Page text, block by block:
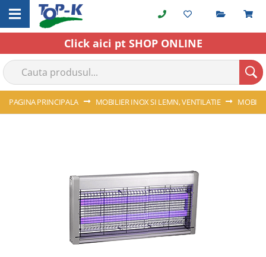
to
Content
Click aici pt SHOP ONLINE
PAGINA PRINCIPALA MOBILIER INOX SI LEMN, VENTILATIE